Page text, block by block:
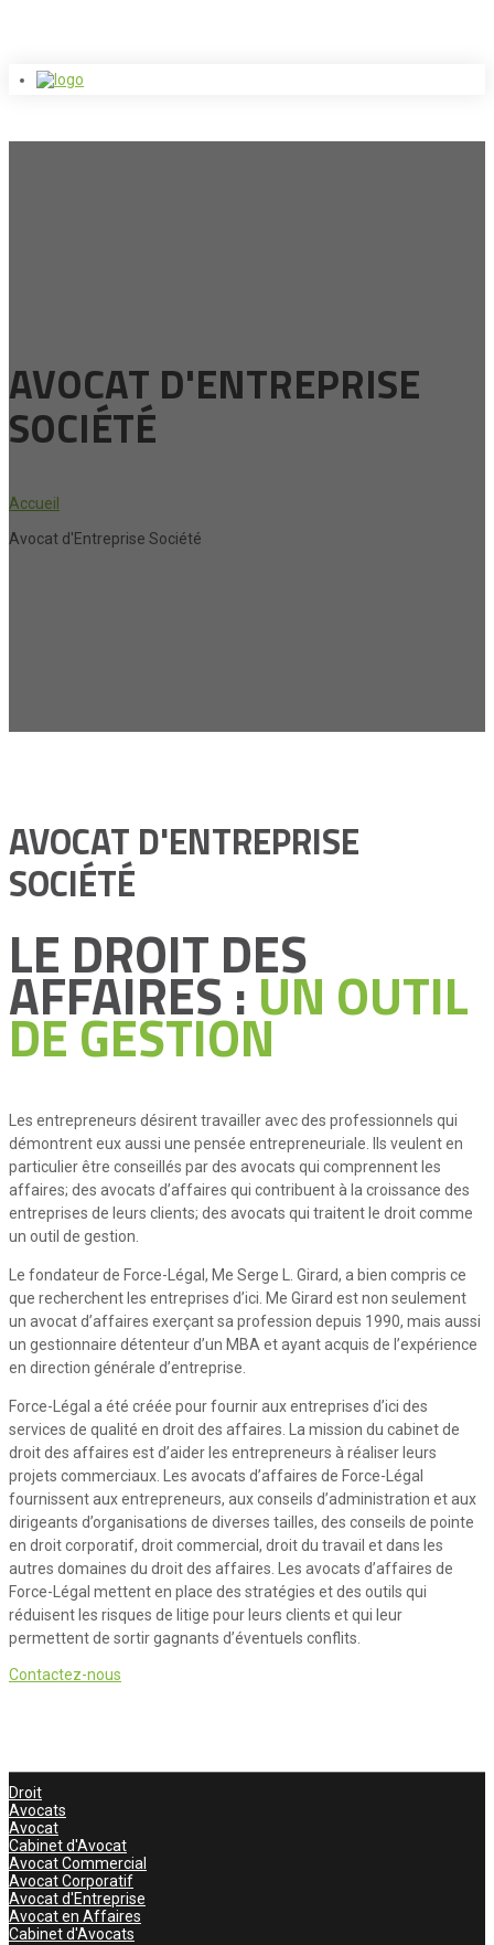
AVOCAT D'ENTREPRISE
SOCIÉTÉ
Accueil
Avocat d'Entreprise Société
AVOCAT D'ENTREPRISE
SOCIÉTÉ
LE DROIT DES
AFFAIRES :UN OUTIL
DE GESTION
Les entrepreneurs désirent travailler avec des professionnels qui
démontrent eux aussi une pensée entrepreneuriale. Ils veulent en
particulier être conseillés par des avocats qui comprennent les
affaires; des avocats d’affaires qui contribuent à la croissance des
entreprises de leurs clients; des avocats qui traitent le droit comme
un outil de gestion.
Le fondateur de Force-Légal, Me Serge L. Girard, a bien compris ce
que recherchent les entreprises d’ici. Me Girard est non seulement
un avocat d’affaires exerçant sa profession depuis 1990, mais aussi
un gestionnaire détenteur d’un MBA et ayant acquis de l’expérience
en direction générale d’entreprise.
Force-Légal a été créée pour fournir aux entreprises d’ici des
services de qualité en droit des affaires. La mission du cabinet de
droit des affaires est d’aider les entrepreneurs à réaliser leurs
projets commerciaux. Les avocats d’affaires de Force-Légal
fournissent aux entrepreneurs, aux conseils d’administration et aux
dirigeants d’organisations de diverses tailles, des conseils de pointe
en droit corporatif, droit commercial, droit du travail et dans les
autres domaines du droit des affaires. Les avocats d’affaires de
Force-Légal mettent en place des stratégies et des outils qui
réduisent les risques de litige pour leurs clients et qui leur
permettent de sortir gagnants d’éventuels conflits.
Contactez-nous
Droit
Avocats
Avocat
Cabinet d'Avocat
Avocat Commercial
Avocat Corporatif
Avocat d'Entreprise
Avocat en Affaires
Cabinet d'Avocats